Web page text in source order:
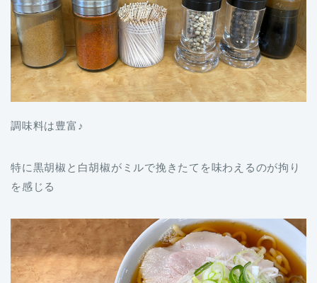
調味料は豊富♪
特に黒胡椒と白胡椒がミルで挽きたてを味わえるのが拘り
を感じる